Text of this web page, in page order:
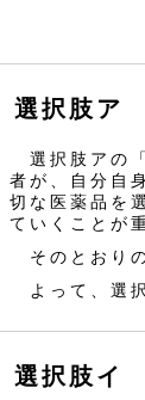
選択肢ア
選択肢アの
者が、自分自
切な医薬品を
ていくことが
そのとおり
よって、選
選択肢イ